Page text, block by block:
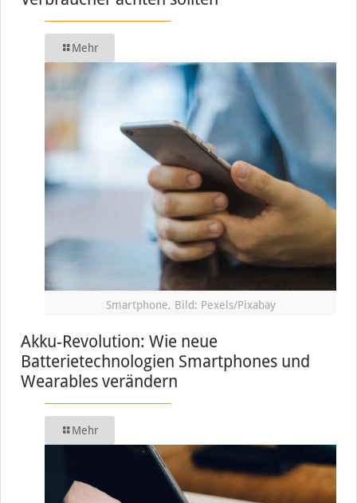
Mehr
Smartphone, Bild: Pexels/Pixabay
Akku-Revolution: Wie neue
Batterietechnologien Smartphones und
Wearables verändern
Mehr